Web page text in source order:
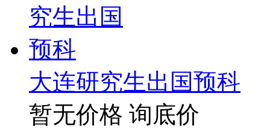
大连研究生出国预科
暂无价格 询底价